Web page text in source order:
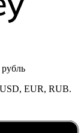
EUR, RUB.